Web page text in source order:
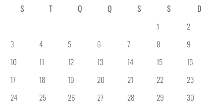
S
T Q Q S S
D
1
2
3
4 5 6 7 8
9
10
11 12 13 14 15
16
17
18 19 20 21 22
23
24
25 26 27 28 29
30